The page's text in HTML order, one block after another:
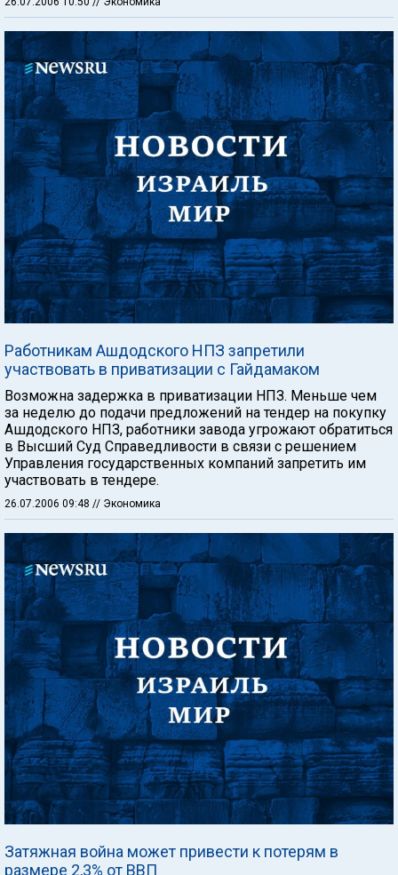
Работникам Ашдодского НПЗ запретили
участвовать в приватизации с Гайдамаком
Возможна задержка в приватизации НПЗ. Меньше чем
за неделю до подачи предложений на тендер на покупку
Ашдодского НПЗ, работники завода угрожают обратиться
в Высший Суд Справедливости в связи с решением
Управления государственных компаний запретить им
участвовать в тендере.
26.07.2006 09:48 // Экономика
Затяжная война может привести к потерям в
размере 2,3% от ВВП